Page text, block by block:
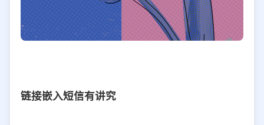
链接嵌入短信有讲究